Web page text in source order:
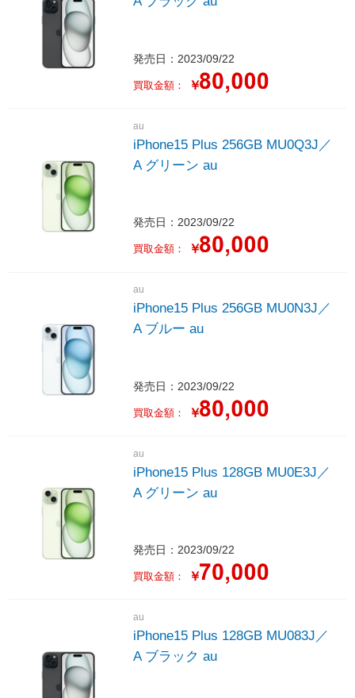
発売日：2023/09/22
買取金額： ￥
au
iPhone15 Plus 256GB MU0Q3J／
A グリーン au
発売日：2023/09/22
買取金額： ￥
au
iPhone15 Plus 256GB MU0N3J／
A ブルー au
発売日：2023/09/22
買取金額： ￥
au
iPhone15 Plus 128GB MU0E3J／
A グリーン au
発売日：2023/09/22
買取金額： ￥
au
iPhone15 Plus 128GB MU083J／
A ブラック au